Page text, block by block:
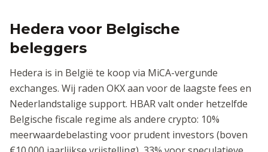
Hedera voor Belgische
beleggers
Hedera is in België te koop via MiCA-vergunde
exchanges. Wij raden OKX aan voor de laagste fees en
Nederlandstalige support. HBAR valt onder hetzelfde
Belgische fiscale regime als andere crypto: 10%
meerwaardebelasting voor prudent investors (boven